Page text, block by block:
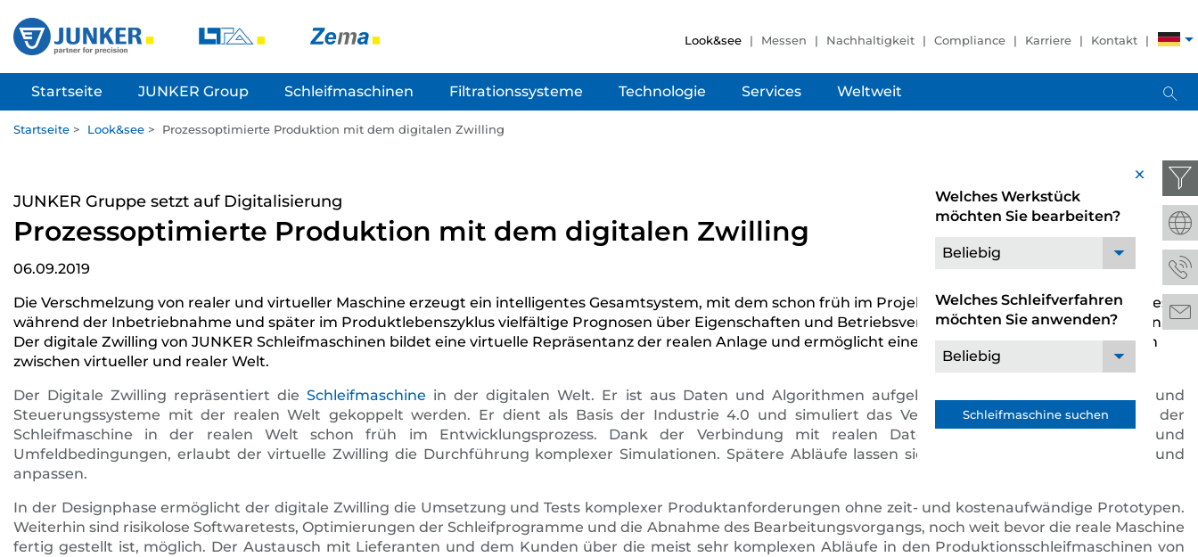
Look&see Messen Nachhaltigkeit Compliance Karriere Kontakt
Startseite JUNKER Group Schleifmaschinen Filtrationssysteme Technologie Services Weltweit
x
Welches Werkstück
möchten Sie bearbeiten?
Beliebig
Welches Schleifverfahren
möchten Sie anwenden?
Beliebig
Schleifmaschine suchen
Startseite > Look&see > Prozessoptimierte Produktion mit dem digitalen Zwilling
JUNKER Gruppe setzt auf Digitalisierung
Prozessoptimierte Produktion mit dem digitalen Zwilling
06.09.2019
Die Verschmelzung von realer und virtueller Maschine erzeugt ein intelligentes Gesamtsystem, mit dem schon früh im Projektierungs- bzw. Produktionsprozess,
während der Inbetriebnahme und später im Produktlebenszyklus vielfältige Prognosen über Eigenschaften und Betriebsverhalten getroffen werden können.
Der digitale Zwilling von JUNKER Schleifmaschinen bildet eine virtuelle Repräsentanz der realen Anlage und ermöglicht einen umfassenden Datenaustausch
zwischen virtueller und realer Welt.
Der Digitale Zwilling repräsentiert dieSchleifmaschine in der digitalen Welt. Er ist aus Daten und Algorithmen aufgebaut und kann über Sensoren und
Steuerungssysteme mit der realen Welt gekoppelt werden. Er dient als Basis der Industrie 4.0 und simuliert das Verhalten und die Eigenschaften der
Schleifmaschine in der realen Welt schon früh im Entwicklungsprozess. Dank der Verbindung mit realen Daten, wie Maschinenpositionen und
Umfeldbedingungen, erlaubt der virtuelle Zwilling die Durchführung komplexer Simulationen. Spätere Abläufe lassen sich dadurch planen, optimieren und
anpassen.
In der Designphase ermöglicht der digitale Zwilling die Umsetzung und Tests komplexer Produktanforderungen ohne zeit- und kostenaufwändige Prototypen.
Weiterhin sind risikolose Softwaretests, Optimierungen der Schleifprogramme und die Abnahme des Bearbeitungsvorgangs, noch weit bevor die reale Maschine
fertig gestellt ist, möglich. Der Austausch mit Lieferanten und dem Kunden über die meist sehr komplexen Abläufe in den Produktionsschleifmaschinen von